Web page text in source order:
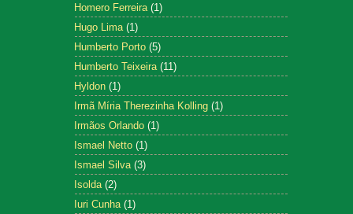
Homero Ferreira (1)
Hugo Lima (1)
Humberto Porto (5)
Humberto Teixeira (11)
Hyldon (1)
Irmã Míria Therezinha Kolling (1)
Irmãos Orlando (1)
Ismael Netto (1)
Ismael Silva (3)
Isolda (2)
Iuri Cunha (1)